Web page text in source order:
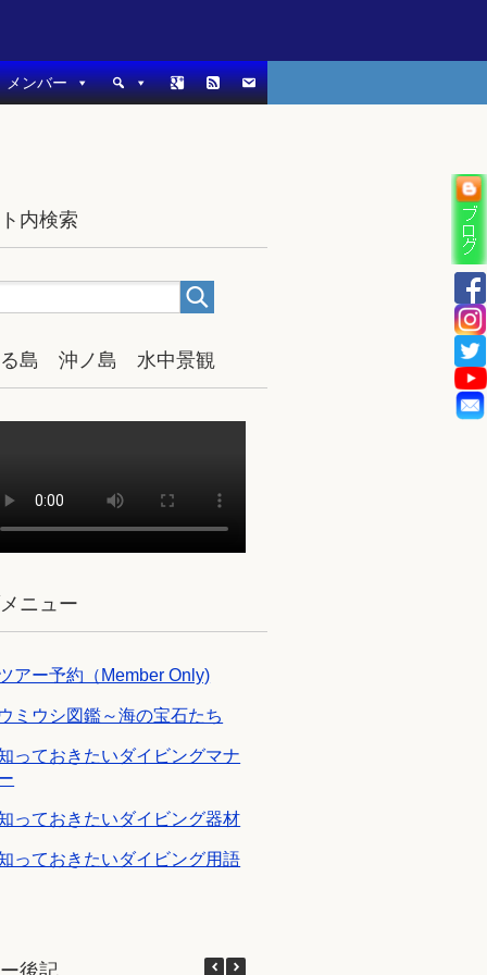
メンバー
内検索
る島 沖ノ島 水中景観
ニュー
アー予約（Member Only)
ウミウシ図鑑～海の宝石たち
っておきたいダイビングマナ
っておきたいダイビング器材
っておきたいダイビング用語